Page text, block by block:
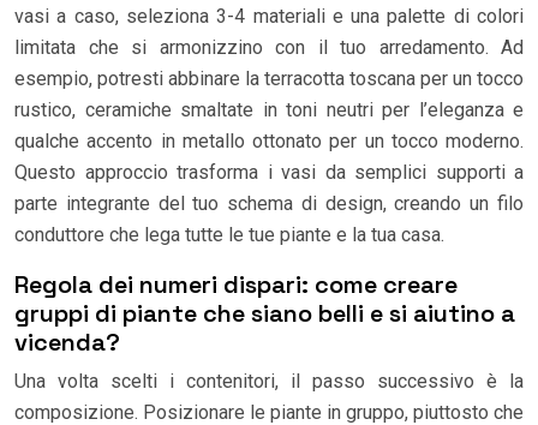
vasi a caso, seleziona 3-4 materiali e una palette di colori
limitata che si armonizzino con il tuo arredamento. Ad
esempio, potresti abbinare la terracotta toscana per un tocco
rustico, ceramiche smaltate in toni neutri per l’eleganza e
qualche accento in metallo ottonato per un tocco moderno.
Questo approccio trasforma i vasi da semplici supporti a
parte integrante del tuo schema di design, creando un filo
conduttore che lega tutte le tue piante e la tua casa.
Regola dei numeri dispari: come creare
gruppi di piante che siano belli e si aiutino a
vicenda?
Una volta scelti i contenitori, il passo successivo è la
composizione. Posizionare le piante in gruppo, piuttosto che